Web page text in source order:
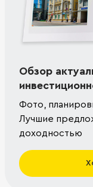
Обзор
Фото,
Лучшие
доходностью